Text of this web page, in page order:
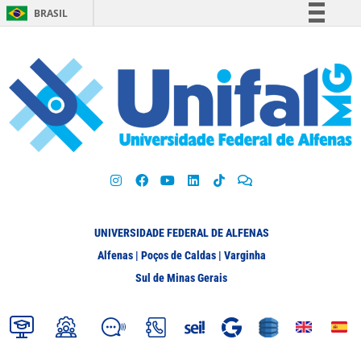
BRASIL
Participe
Acesso à informação
Legislação
UNIVERSIDADE FEDERAL DE ALFENAS
Alfenas | Poços de Caldas | Varginha
Sul de Minas Gerais